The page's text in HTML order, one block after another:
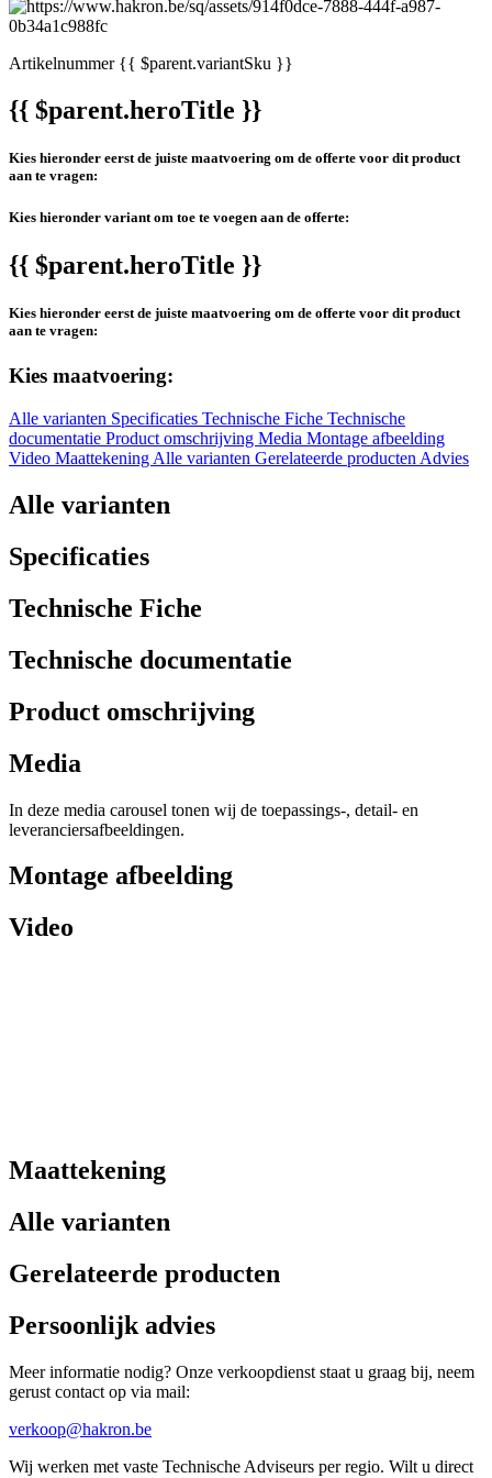
Artikelnummer{{ $parent.variantSku }}
{{ $parent.heroTitle }}
Kies hieronder eerst de juiste maatvoering om de offerte voor dit product
aan te vragen:
Kies hieronder variant om toe te voegen aan de offerte:
{{ $parent.heroTitle }}
Kies hieronder eerst de juiste maatvoering om de offerte voor dit product
aan te vragen:
Kies maatvoering:
Alle varianten Specificaties Technische Fiche Technische
documentatie Product omschrijving Media Montage afbeelding
Video Maattekening Alle varianten Gerelateerde producten Advies
Alle varianten
Specificaties
Technische Fiche
Technische documentatie
Product omschrijving
Media
In deze media carousel tonen wij de toepassings-, detail- en
leveranciersafbeeldingen.
Montage afbeelding
Video
Maattekening
Alle varianten
Gerelateerde producten
Persoonlijk advies
Meer informatie nodig? Onze verkoopdienst staat u graag bij, neem
gerust contact op via mail:
verkoop@hakron.be
Wij werken met vaste Technische Adviseurs per regio. Wilt u direct